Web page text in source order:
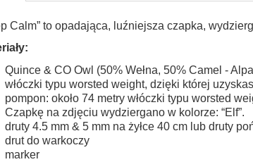
Cena nie zawiera
Calm” to opadająca, luźniejsza czapka,
Quince & CO Owl (50% Wełna, 50% Camel -
włóczki typu worsted weight, dzięki której
pompon: około 74 metry włóczki typu worsted
Czapkę na zdjęciu wydziergano w kolorze: “Elf”.
druty 4.5 mm & 5 mm na żyłce 40 cm lub druty
drut do warkoczy
marker